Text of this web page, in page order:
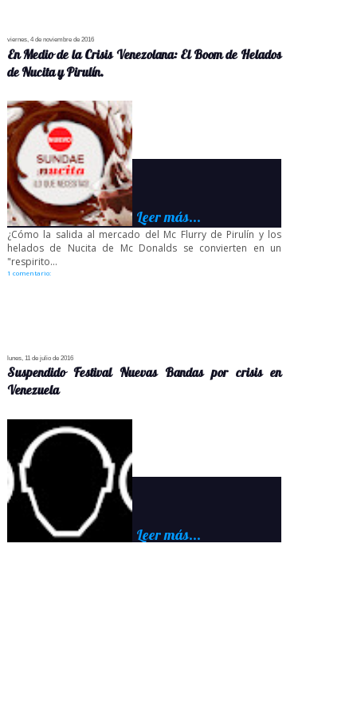
viernes, 4 de noviembre de 2016
En Medio de la Crisis Venezolana: El Boom de Helados
de Nucita y Pirulín.
Leer más...
¿Cómo la salida al mercado del Mc Flurry de Pirulín y los
helados de Nucita de Mc Donalds se convierten en un
"respirito...
1 comentario:
lunes, 11 de julio de 2016
Suspendido Festival Nuevas Bandas por crisis en
Venezuela
Leer más...